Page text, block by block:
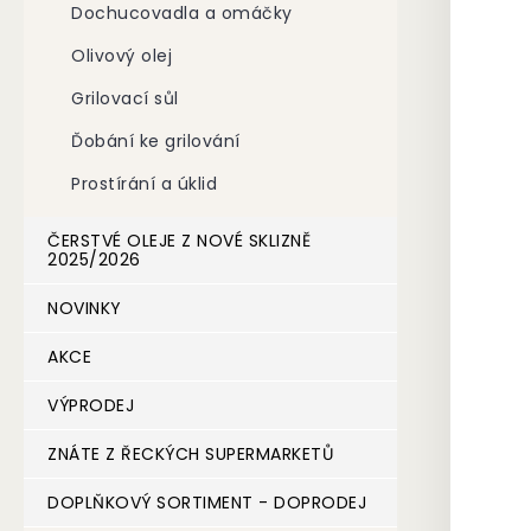
Dochucovadla a omáčky
Olivový olej
Grilovací sůl
Ďobání ke grilování
Prostírání a úklid
ČERSTVÉ OLEJE Z NOVÉ SKLIZNĚ
2025/2026
NOVINKY
AKCE
VÝPRODEJ
ZNÁTE Z ŘECKÝCH SUPERMARKETŮ
DOPLŇKOVÝ SORTIMENT - DOPRODEJ